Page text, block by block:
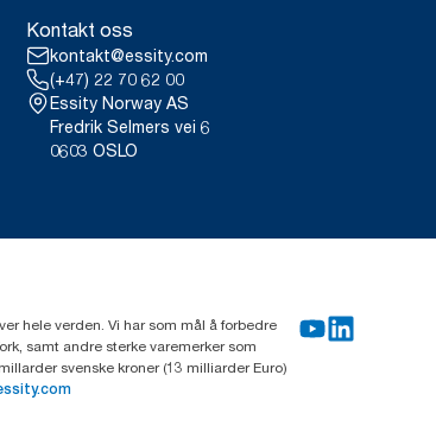
Kontakt oss
kontakt@essity.com
(+47) 22 70 62 00
Essity Norway AS
Fredrik Selmers vei 6
0603 OSLO
hele verden. Vi har som mål å forbedre
samt andre sterke varemerker som
svenske kroner (13 milliarder Euro)